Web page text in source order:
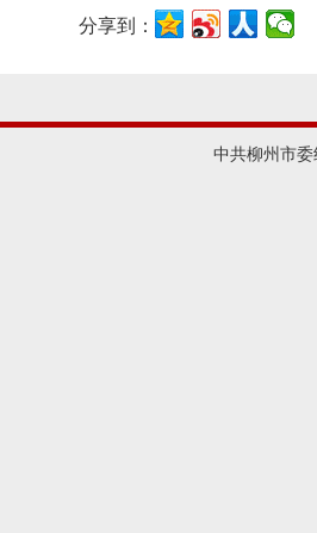
分享到：
中共柳州市